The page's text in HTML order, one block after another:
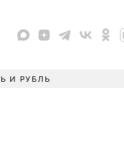
И РУБЛЬ